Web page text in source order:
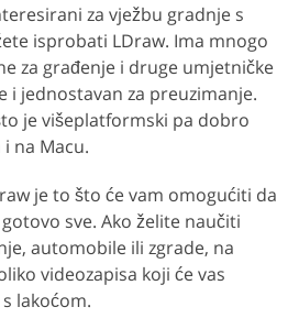
za vježbu gradnje s
isprobati LDraw. Ima mnogo
za građenje i druge umjetničke
i jednostavan za preuzimanje.
je višeplatformski pa dobro
na Macu.
je to što će vam omogućiti da
sve. Ako želite naučiti
automobile ili zgrade, na
videozapisa koji će vas
lakoćom.